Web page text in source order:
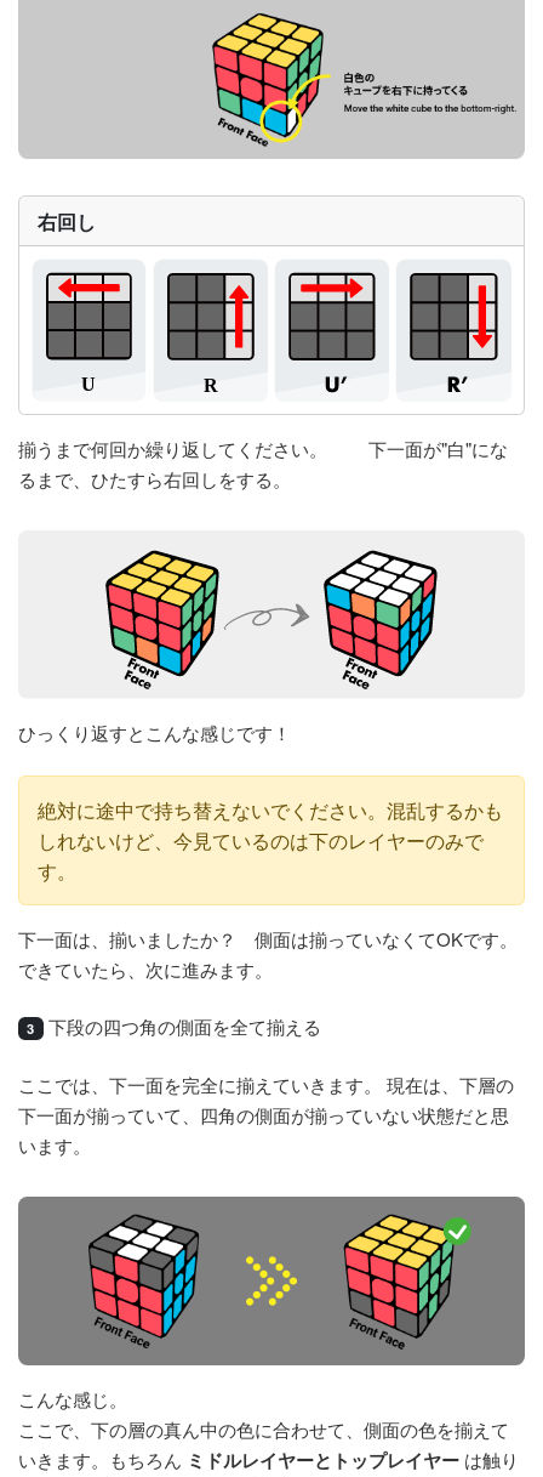
右回し
揃うまで何回か繰り返してください。 下一面が"白"にな
るまで、ひたすら右回しをする。
ひっくり返すとこんな感じです！
絶対に途中で持ち替えないでください。混乱するかも
しれないけど、今見ているのは下のレイヤーのみで
す。
下一面は、揃いましたか？ 側面は揃っていなくてOKです。
できていたら、次に進みます。
3 下段の四つ角の側面を全て揃える
ここでは、下一面を完全に揃えていきます。 現在は、下層の
下一面が揃っていて、四角の側面が揃っていない状態だと思
います。
こんな感じ。
ここで、下の層の真ん中の色に合わせて、側面の色を揃えて
いきます。もちろん ミドルレイヤーとトップレイヤー は触り